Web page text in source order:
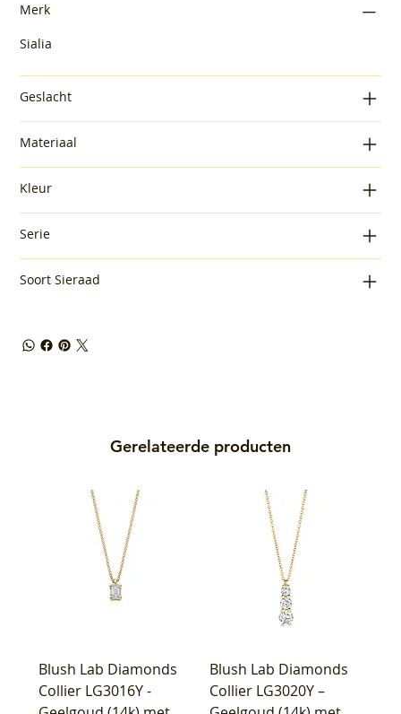
Merk
Sialia
Geslacht
Materiaal
Kleur
Serie
Soort Sieraad
Gerelateerde producten
Blush Lab Diamonds
Collier LG3016Y -
Blush Lab Diamonds
Collier LG3020Y –